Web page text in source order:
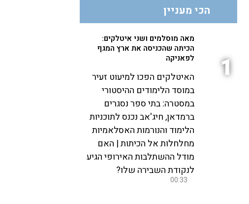
הכי מעניין
1
מאה מוסלמים ושני איטלקים:
הכיתה שהכניסה את ארץ המגף
לפאניקה
האיטלקים הפכו למיעוט זעיר
במוסד הלימודים ההיסטורי
במסטרה: בתי ספר נסגרים
ברמדאן, חיג'אב נכנס לתוכניות
הלימוד והנורמות האסלאמיות
מחלחלות אל הכיתות | האם
מודל ההשתלבות האירופי הגיע
לנקודת השבירה שלו?
00:33